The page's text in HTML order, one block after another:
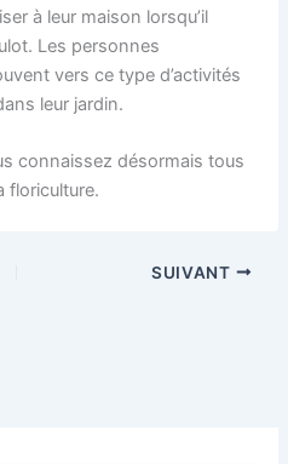
à leur maison lorsqu’il
Les personnes
vers ce type d’activités
leur jardin.
connaissez désormais tous
floriculture.
SUIVANT